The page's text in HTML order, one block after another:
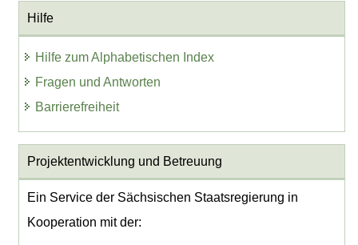
Hilfe
Hilfe zum Alphabetischen Index
Fragen und Antworten
Barrierefreiheit
Projektentwicklung und Betreuung
Ein Service der Sächsischen Staatsregierung in
Kooperation mit der: